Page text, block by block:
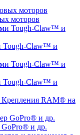
моторов
Tough-Claw™ и
Tough-Claw™ и
Крепления RAM® на
и др.